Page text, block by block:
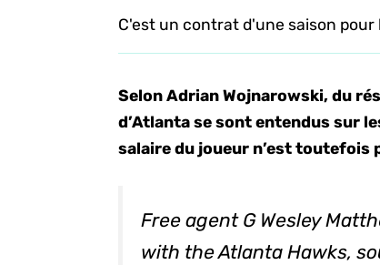
C'est un contrat d'une saison pour
Selon Adrian Wojnarowski, du
d’Atlanta se sont entendus sur
salaire du joueur n’est toutefois
Free agent G Wesley
with the Atlanta Hawks,